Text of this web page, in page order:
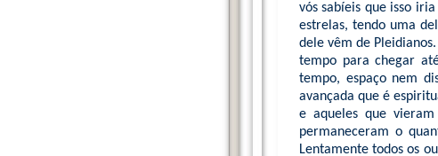
vós sabíeis que isso
estrelas, tendo uma
dele vêm de
tempo para chegar
tempo, espaço nem
avançada que é
e aqueles que
permaneceram o
Lentamente todos os